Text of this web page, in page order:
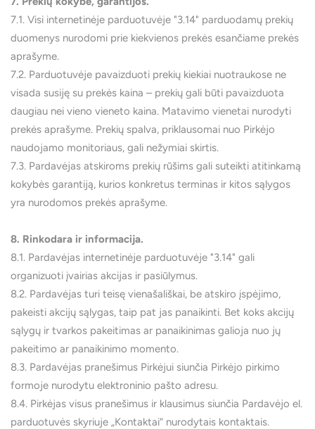
7.1. Visi internetinėje parduotuvėje "3.14" parduodamų prekių
duomenys nurodomi prie kiekvienos prekės esančiame prekės
aprašyme.
7.2. Parduotuvėje pavaizduoti prekių kiekiai nuotraukose ne
visada susiję su prekės kaina – prekių gali būti pavaizduota
daugiau nei vieno vieneto kaina. Matavimo vienetai nurodyti
prekės aprašyme. Prekių spalva, priklausomai nuo Pirkėjo
naudojamo monitoriaus, gali nežymiai skirtis.
7.3. Pardavėjas atskiroms prekių rūšims gali suteikti atitinkamą
kokybės garantiją, kurios konkretus terminas ir kitos sąlygos
yra nurodomos prekės aprašyme.
8. Rinkodara ir informacija.
8.1. Pardavėjas internetinėje parduotuvėje "3.14" gali
organizuoti įvairias akcijas ir pasiūlymus.
8.2. Pardavėjas turi teisę vienašališkai, be atskiro įspėjimo,
pakeisti akcijų sąlygas, taip pat jas panaikinti. Bet koks akcijų
sąlygų ir tvarkos pakeitimas ar panaikinimas galioja nuo jų
pakeitimo ar panaikinimo momento.
8.3. Pardavėjas pranešimus Pirkėjui siunčia Pirkėjo pirkimo
formoje nurodytu elektroninio pašto adresu.
8.4. Pirkėjas visus pranešimus ir klausimus siunčia Pardavėjo el.
parduotuvės skyriuje „Kontaktai“ nurodytais kontaktais.